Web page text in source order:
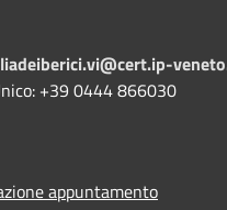
+39 0444 866030
appuntamento